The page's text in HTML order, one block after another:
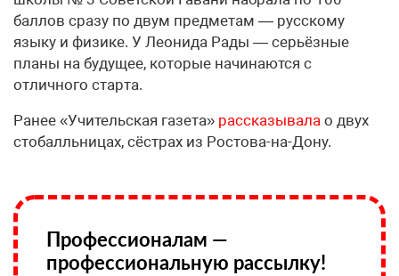
баллов сразу по двум предметам — русскому
языку и физике. У Леонида Рады — серьёзные
планы на будущее, которые начинаются с
отличного старта.
Ранее «Учительская газета» рассказывала о двух
стобалльницах, сёстрах из Ростова-на-Дону.
Профессионалам —
профессиональную рассылку!